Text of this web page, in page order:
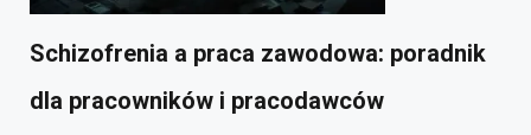
Schizofrenia a praca zawodowa: poradnik
dla pracowników i pracodawców